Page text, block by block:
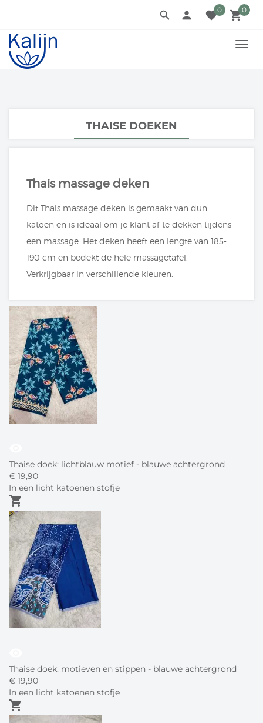
local_grocery_store0
favorite0
search person
THAISE DOEKEN
Thais massage deken
Dit Thais massage deken is gemaakt van dun
katoen en is ideaal om je klant af te dekken tijdens
een massage. Het deken heeft een lengte van 185-
190 cm en bedekt de hele massagetafel.
Verkrijgbaar in verschillende kleuren.
Thaise doek: lichtblauw motief - blauwe achtergrond
€ 19,90
In een licht katoenen stofje
shopping_cart
Thaise doek: motieven en stippen - blauwe achtergrond
€ 19,90
In een licht katoenen stofje
shopping_cart